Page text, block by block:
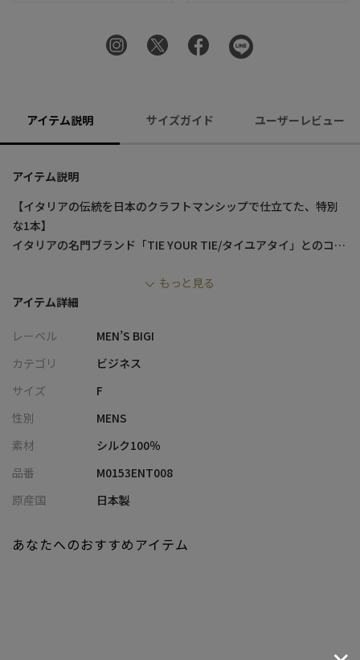
アイテム説明 サイズガイド ユーザーレビュー
アイテム説明
【イタリアの伝統を日本のクラフトマンシップで仕立てた、特別
な1本】
イタリアの名門ブランド「TIE YOUR TIE/タイユアタイ」とのコラ
メンズビギのアーカイブ柄をリプロダクションした柄を使用。
クラシックさと品格が漂うデザインは、スーツスタイルに洗練さ
【デザイン/素材】
力。
柄はメンズビギのアーカイブからリプロダクションされた、ヴィ
ンテージ感のあるアブストラクトパターンは、クラシックであり
が特徴です。
しく見せ、洗練されたエレガントな印象を与えます。
もっと見る
アイテム詳細
レーベル
MEN’S BIGI
カテゴリ
ビジネス
サイズ
F
性別
MENS
素材
シルク100％
品番
M0153ENT008
原産国
日本製
あなたへのおすすめアイテム